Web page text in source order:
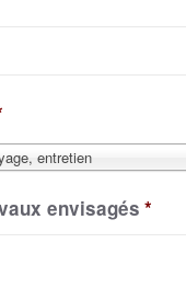
entretien
envisagés *